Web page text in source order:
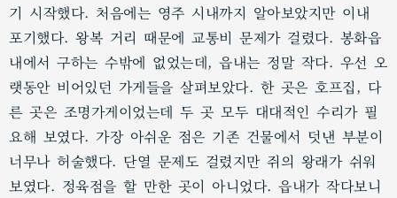
기 시작했다. 처음에는 영주 시내까지 알아보았지만 이내
포기했다. 왕복 거리 때문에 교통비 문제가 걸렸다. 봉화읍
내에서 구하는 수밖에 없었는데, 읍내는 정말 작다. 우선 오
랫동안 비어있던 가게들을 살펴보았다. 한 곳은 호프집, 다
른 곳은 조명가게이었는데 두 곳 모두 대대적인 수리가 필
요해 보였다. 가장 아쉬운 점은 기존 건물에서 덧낸 부분이
너무나 허술했다. 단열 문제도 걸렸지만 쥐의 왕래가 쉬워
보였다. 정육점을 할 만한 곳이 아니었다. 읍내가 작다보니